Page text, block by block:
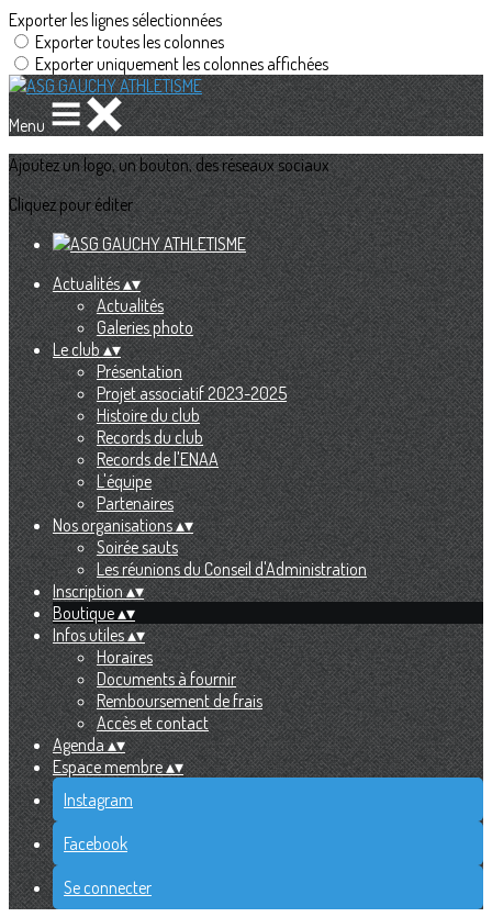
Exporter les lignes sélectionnées
Exporter toutes les colonnes
Exporter uniquement les colonnes affichées
Menu
Ajoutez un logo, un bouton, des réseaux sociaux
Cliquez pour éditer
Actualités▴▾
Actualités
Galeries photo
Le club▴▾
Présentation
Projet associatif 2023-2025
Histoire du club
Records du club
Records de l'ENAA
L'équipe
Partenaires
Nos organisations▴▾
Soirée sauts
Les réunions du Conseil d'Administration
Inscription▴▾
Boutique▴▾
Infos utiles▴▾
Horaires
Documents à fournir
Remboursement de frais
Accès et contact
Agenda▴▾
Espace membre▴▾
Instagram
Facebook
Se connecter